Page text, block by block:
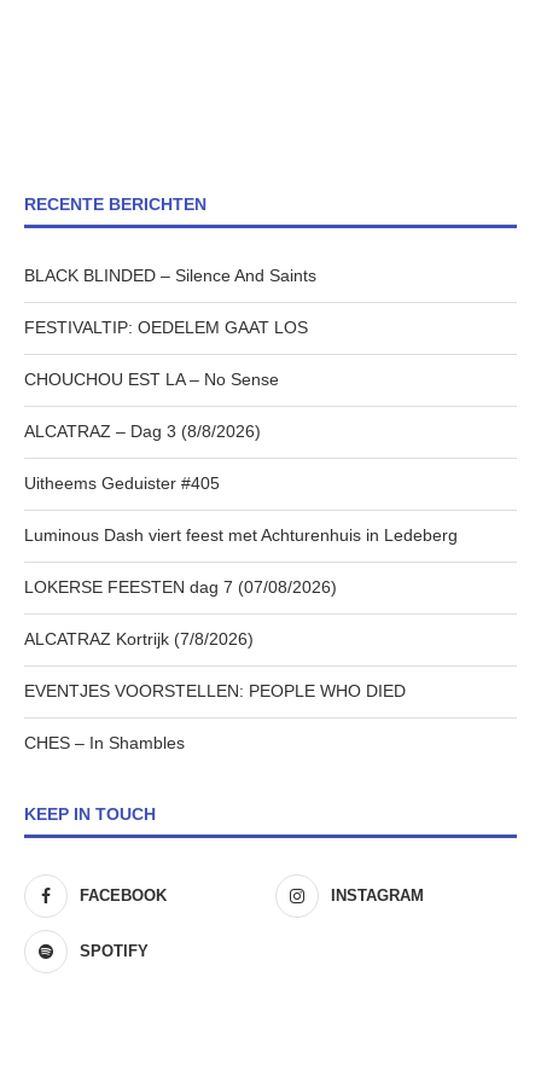
RECENTE BERICHTEN
BLACK BLINDED – Silence And Saints
FESTIVALTIP: OEDELEM GAAT LOS
CHOUCHOU EST LA – No Sense
ALCATRAZ – Dag 3 (8/8/2026)
Uitheems Geduister #405
Luminous Dash viert feest met Achturenhuis in Ledeberg
LOKERSE FEESTEN dag 7 (07/08/2026)
ALCATRAZ Kortrijk (7/8/2026)
EVENTJES VOORSTELLEN: PEOPLE WHO DIED
CHES – In Shambles
KEEP IN TOUCH
FACEBOOK INSTAGRAM
SPOTIFY